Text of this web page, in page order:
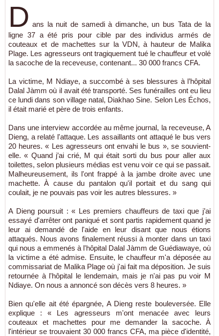
D ans la nuit de samedi à dimanche, un bus Tata de la
ligne 37 a été pris pour cible par des individus armés de
couteaux et de machettes sur la VDN, à hauteur de Malika
Plage. Les agresseurs ont tragiquement tué le chauffeur et volé
la sacoche de la receveuse, contenant... 30 000 francs CFA.
La victime, M Ndiaye, a succombé à ses blessures à l’hôpital
Dalal Jàmm où il avait été transporté. Ses funérailles ont eu lieu
ce lundi dans son village natal, Diakhao Sine. Selon Les Échos,
il était marié et père de trois enfants.
Dans une interview accordée au même journal, la receveuse, A
Dieng, a relaté l'attaque. Les assaillants ont attaqué le bus vers
20 heures. « Les agresseurs ont envahi le bus », se souvient-
elle. « Quand j’ai crié, M qui était sorti du bus pour aller aux
toilettes, selon plusieurs médias est venu voir ce qui se passait.
Malheureusement, ils l'ont frappé à la jambe droite avec une
machette. À cause du pantalon qu'il portait et du sang qui
coulait, je ne pouvais pas voir les autres blessures. »
A Dieng poursuit : « Les premiers chauffeurs de taxi que j’ai
essayé d'arrêter ont paniqué et sont partis rapidement quand je
leur ai demandé de l'aide en leur disant que nous étions
attaqués. Nous avons finalement réussi à monter dans un taxi
qui nous a emmenés à l'hôpital Dalal Jàmm de Guédiawaye, où
la victime a été admise. Ensuite, le chauffeur m'a déposée au
commissariat de Malika Plage où j'ai fait ma déposition. Je suis
retournée à l'hôpital le lendemain, mais je n'ai pas pu voir M
Ndiaye. On nous a annoncé son décès vers 8 heures. »
Bien qu'elle ait été épargnée, A Dieng reste bouleversée. Elle
explique : « Les agresseurs m'ont menacée avec leurs
couteaux et machettes pour me demander la sacoche. À
l'intérieur se trouvaient 30 000 francs CFA, ma pièce d'identité,